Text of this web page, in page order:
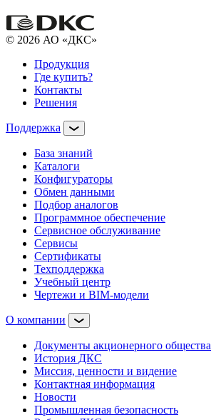
© 2026 АО «ДКС»
Продукция
Где купить?
Контакты
Решения
Поддержка
База знаний
Каталоги
Конфигураторы
Обмен данными
Подбор аналогов
Программное обеспечение
Сервисное обслуживание
Сервисы
Сертификаты
Техподдержка
Учебный центр
Чертежи и BIM-модели
О компании
Документы акционерного общества
История ДКС
Миссия, ценности и видение
Контактная информация
Новости
Промышленная безопасность